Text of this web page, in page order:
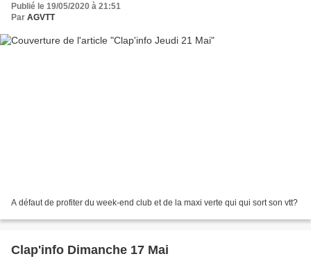
Publié le 19/05/2020 à 21:51
Par AGVTT
A défaut de profiter du week-end club et de la maxi verte qui qui sort son vtt?
Clap'info Dimanche 17 Mai